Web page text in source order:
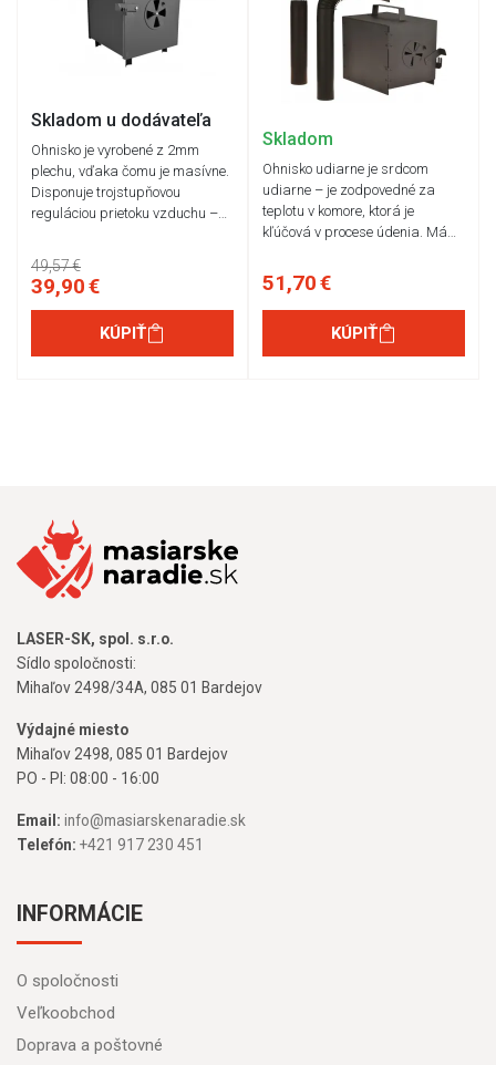
Skladom u dodávateľa
Ohnisko je vyrobené z 2mm
plechu, vďaka čomu je masívne.
Disponuje trojstupňovou
reguláciou prietoku vzduchu –…
49,57 €
39,90 €
KÚPIŤ
Skladom
Ohnisko udiarne je srdcom
udiarne – je zodpovedné za
teplotu v komore, ktorá je
kľúčová v procese údenia. Má…
51,70 €
KÚPIŤ
LASER-SK, spol. s.r.o.
Sídlo spoločnosti:
Mihaľov 2498/34A, 085 01 Bardejov
Výdajné miesto
Mihaľov 2498, 085 01 Bardejov
PO - PI: 08:00 - 16:00
Email: info@masiarskenaradie.sk
Telefón: +421 917 230 451
INFORMÁCIE
O spoločnosti
Veľkoobchod
Doprava a poštovné